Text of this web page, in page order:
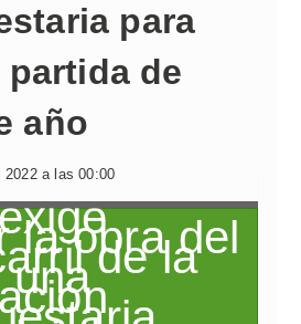
para
de
año
a las 00:00